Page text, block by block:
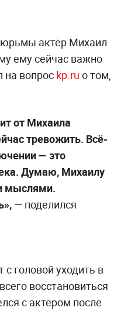
актёр Михаил
ему сейчас важно
на вопрос kp.ru о том,
от Михаила
тревожить. Всё-
— это
Думаю, Михаилу
мыслями.
— поделился
головой уходить в
восстановиться
с актёром после